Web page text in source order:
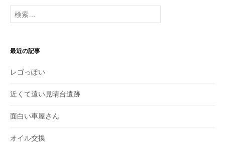
投
稿
検
索:
最近の記事
レゴっぽい
近くて遠い見晴台遺跡
面白い車屋さん
オイル交換